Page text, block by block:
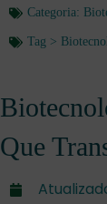
Categoria:
Tag >
Que